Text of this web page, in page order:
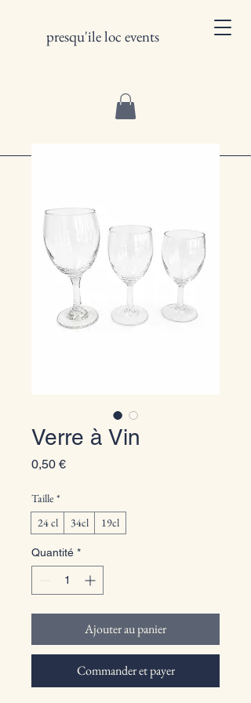
presqu'ile loc events
Verre à Vin
0,50 €Prix
Taille *
24 cl
34cl 19cl
Quantité *
Ajouter au panier
Commander et payer